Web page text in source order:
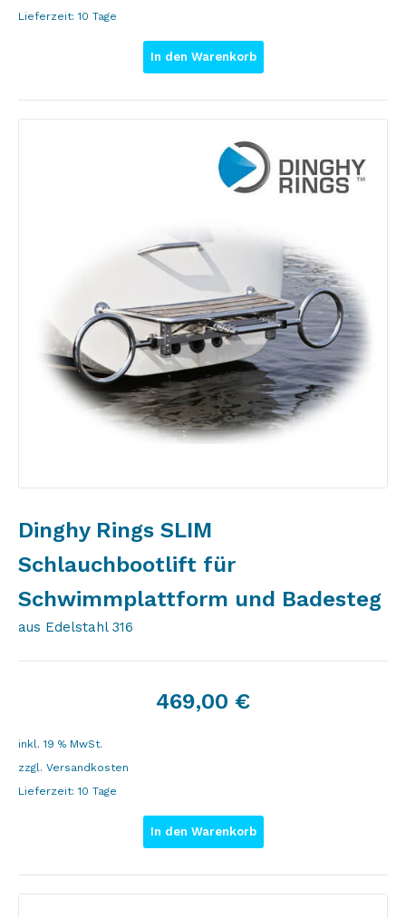
Lieferzeit:10 Tage
In den Warenkorb
Dinghy Rings SLIM
Schlauchbootlift für
Schwimmplattform und Badesteg
aus Edelstahl 316
469,00 €
inkl. 19 % MwSt.
zzgl. Versandkosten
Lieferzeit:10 Tage
In den Warenkorb